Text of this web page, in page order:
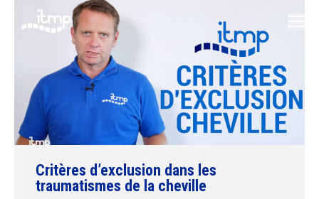
Critères d’exclusion dans les
traumatismes de la cheville